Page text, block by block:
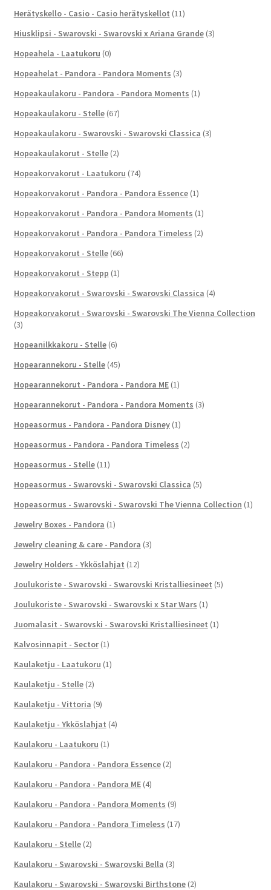
Herätyskello - Casio - Casio herätyskellot (11)
Hiusklipsi - Swarovski - Swarovski x Ariana Grande (3)
Hopeahela - Laatukoru (0)
Hopeahelat - Pandora - Pandora Moments (3)
Hopeakaulakoru - Pandora - Pandora Moments (1)
Hopeakaulakoru - Stelle (67)
Hopeakaulakoru - Swarovski - Swarovski Classica (3)
Hopeakaulakorut - Stelle (2)
Hopeakorvakorut - Laatukoru (74)
Hopeakorvakorut - Pandora - Pandora Essence (1)
Hopeakorvakorut - Pandora - Pandora Moments (1)
Hopeakorvakorut - Pandora - Pandora Timeless (2)
Hopeakorvakorut - Stelle (66)
Hopeakorvakorut - Stepp (1)
Hopeakorvakorut - Swarovski - Swarovski Classica (4)
Hopeakorvakorut - Swarovski - Swarovski The Vienna Collection
(3)
Hopeanilkkakoru - Stelle (6)
Hopearannekoru - Stelle (45)
Hopearannekorut - Pandora - Pandora ME (1)
Hopearannekorut - Pandora - Pandora Moments (3)
Hopeasormus - Pandora - Pandora Disney (1)
Hopeasormus - Pandora - Pandora Timeless (2)
Hopeasormus - Stelle (11)
Hopeasormus - Swarovski - Swarovski Classica (5)
Hopeasormus - Swarovski - Swarovski The Vienna Collection (1)
Jewelry Boxes - Pandora (1)
Jewelry cleaning & care - Pandora (3)
Jewelry Holders - Ykköslahjat (12)
Joulukoriste - Swarovski - Swarovski Kristalliesineet (5)
Joulukoriste - Swarovski - Swarovski x Star Wars (1)
Juomalasit - Swarovski - Swarovski Kristalliesineet (1)
Kalvosinnapit - Sector (1)
Kaulaketju - Laatukoru (1)
Kaulaketju - Stelle (2)
Kaulaketju - Vittoria (9)
Kaulaketju - Ykköslahjat (4)
Kaulakoru - Laatukoru (1)
Kaulakoru - Pandora - Pandora Essence (2)
Kaulakoru - Pandora - Pandora ME (4)
Kaulakoru - Pandora - Pandora Moments (9)
Kaulakoru - Pandora - Pandora Timeless (17)
Kaulakoru - Stelle (2)
Kaulakoru - Swarovski - Swarovski Bella (3)
Kaulakoru - Swarovski - Swarovski Birthstone (2)